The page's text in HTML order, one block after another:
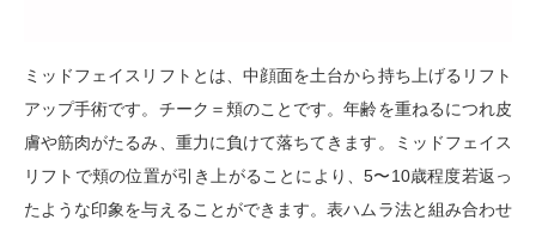
ミッドフェイスリフトとは、中顔面を土台から持ち上げるリフト
アップ手術です。チーク＝頬のことです。年齢を重ねるにつれ皮
膚や筋肉がたるみ、重力に負けて落ちてきます。ミッドフェイス
リフトで頬の位置が引き上がることにより、5〜10歳程度若返っ
たような印象を与えることができます。表ハムラ法と組み合わせ